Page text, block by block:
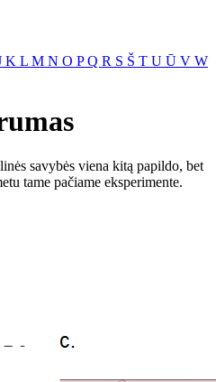
K L M N O PQ R S Š T U Ū V W
savybės viena kitą papildo, bet
tame pačiame eksperimente.